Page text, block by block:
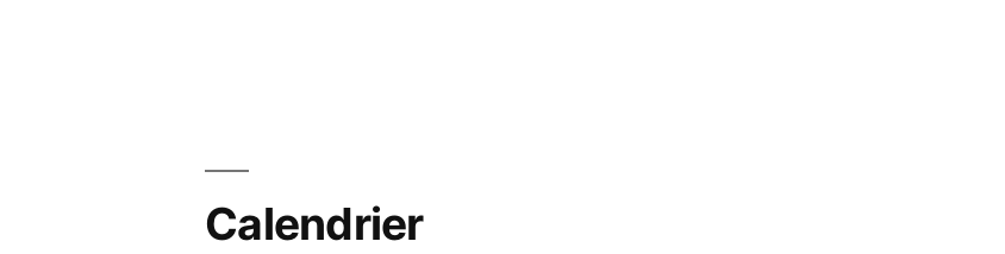
Calendrier